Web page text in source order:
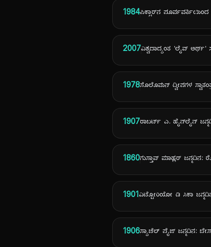
1984ಪಿಕ್ಸಾರ್‌ನ
2007ವಿಶ್ವದಾದ್ಯಂತ 'ಲೈವ್
1978ಸೊಲೊಮನ್ ದ್ವೀಪಗಳ
1907ರಾಬರ್ಟ್ ಎ. ಹೈನ್‌ಲೈನ್
1860ಗುಸ್ತಾವ್ ಮಾಹ್ಲರ್
1901ವಿಟ್ಟೋರಿಯೋ ಡಿ ಸಿಕಾ
1906ಸ್ಯಾಚೆಲ್ ಪೈಜ್ ಜನ್ಮದಿನ: